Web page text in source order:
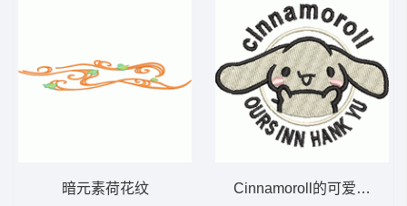
暗元素荷花纹 Cinnamoroll的可爱形象